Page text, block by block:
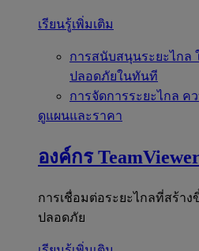
เรียนรู้เพิ่มเติม
การสนับสนุนระยะไกล
ปลอดภัยในทันที
การจัดการระยะไกล ค
ดูแผนและราคา
องค์กร
การเชื่อมต่อระยะไกลที่สร้าง
ปลอดภัย